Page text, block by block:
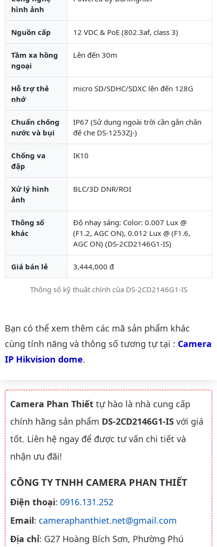
Thông số kỹ thuật chính của DS-2CD2146G1-IS
hình ảnh
Nguồn cấp 12 VDC & PoE (802.3af, class 3)
Tầm xa hồng
ngoại
Lên đến 30m
Hỗ trợ thẻ
nhớ
micro SD/SDHC/SDXC lên đến 128G
Chuẩn chống
nước và bụi
IP67 (Sử dụng ngoài trời cần gắn chân
đế che DS-1253ZJ-)
Chống va
đập
IK10
Xử lý hình
ảnh
BLC/3D DNR/ROI
Thông số
khác
Độ nhạy sáng: Color: 0.007 Lux @
(F1.2, AGC ON), 0.012 Lux @ (F1.6,
AGC ON) (DS-2CD2146G1-IS)
Giá bán lẻ 3,444,000 đ
Danh mục liên quan
Bạn có thể xem thêm các mã sản phẩm khác
cùng tính năng và thông số tương tự tại : Camera
IP Hikvision dome.
Camera Phan Thiết tự hào là nhà cung cấp
chính hãng sản phẩm DS-2CD2146G1-IS với giá
tốt. Liên hệ ngay để được tư vấn chi tiết và
nhận ưu đãi!
CÔNG TY TNHH CAMERA PHAN THIẾT
Điện thoại: 0916.131.252
Email: cameraphanthiet.net@gmail.com
Địa chỉ: G27 Hoàng Bích Sơn, Phường Phú